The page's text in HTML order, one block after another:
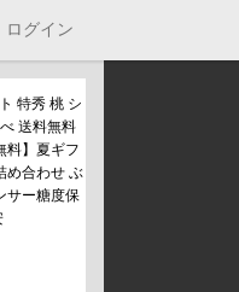
ログイン
特秀 桃 シ
送料無料
料】夏ギフ
め合わせ ぶ
サー糖度保